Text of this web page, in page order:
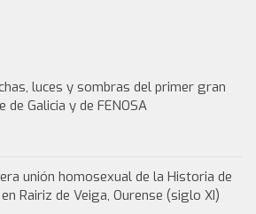
luces y sombras del primer gran
de Galicia y de FENOSA
unión homosexual de la Historia de
Rairiz de Veiga, Ourense (siglo XI)